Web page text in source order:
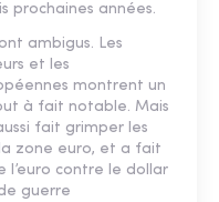
prochaines années.
ambigus. Les
et les
montrent un
à fait notable. Mais
fait grimper les
zone euro, et a fait
l’euro contre le dollar
guerre